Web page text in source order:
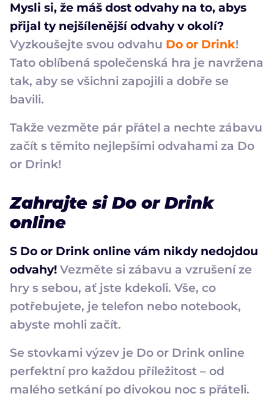
Mysli si, že máš dost odvahy na to, abys
přijal ty nejšílenější odvahy v okolí?
Vyzkoušejte svou odvahu Do or Drink!
Tato oblíbená společenská hra je navržena
tak, aby se všichni zapojili a dobře se
bavili.
Takže vezměte pár přátel a nechte zábavu
začít s těmito nejlepšími odvahami za Do
or Drink!
Zahrajte si Do or Drink
online
S Do or Drink online vám nikdy nedojdou
odvahy! Vezměte si zábavu a vzrušení ze
hry s sebou, ať jste kdekoli. Vše, co
potřebujete, je telefon nebo notebook,
abyste mohli začít.
Se stovkami výzev je Do or Drink online
perfektní pro každou příležitost – od
malého setkání po divokou noc s přáteli.